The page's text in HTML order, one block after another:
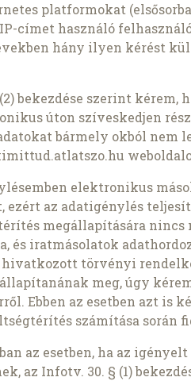
platformokat
címet használó
hány ilyen kérést
bekezdése szerint kérem,
úton szíveskedjen
bármely okból nem
elektronikus
ezért az adatigénylés
megállapítására nincs
és iratmásolatok
hivatkozott törvényi
meg, úgy
Ebben az esetben azt is
számítása során
az esetben, ha az
az Infotv. 30. § (1)